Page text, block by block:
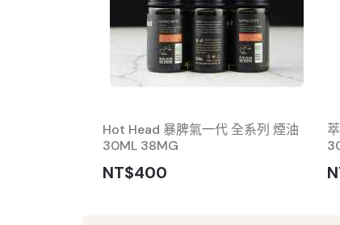
Hot Head 暴脾氣一代 全系列 煙油
30ML 38MG
NT$400